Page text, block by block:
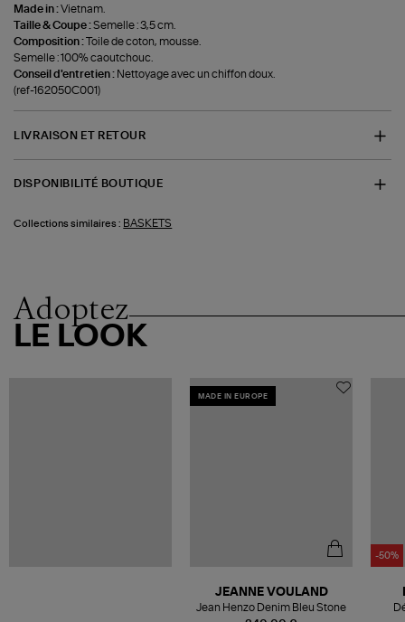
Made in :Vietnam.
Taille & Coupe :Semelle : 3,5 cm.
Composition :
Toile de coton, mousse.
Semelle : 100% caoutchouc.
Conseil d'entretien : Nettoyage avec un chiffon doux.
(ref-162050C001)
LIVRAISON ET RETOUR
DISPONIBILITÉ BOUTIQUE
Collections similaires : BASKETS
Adoptez
LE LOOK
MADE IN EUROPE
JEANNE VOULAND
Jean Henzo Denim Bleu Stone
-50%